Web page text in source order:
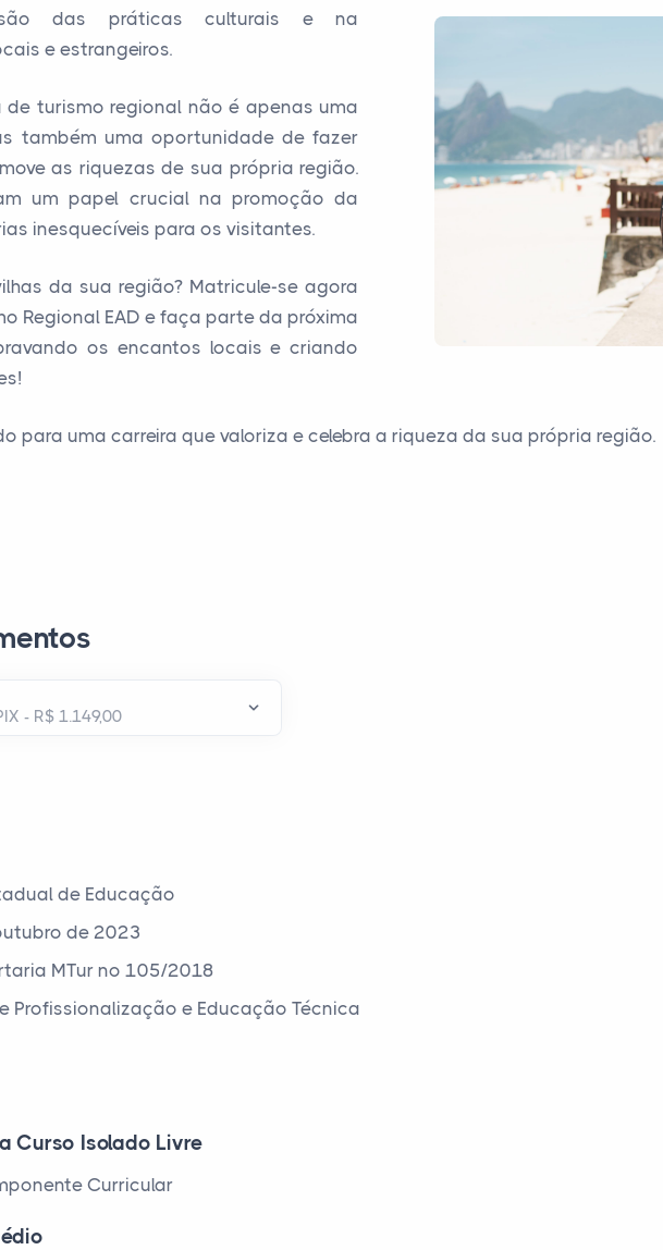
das práticas culturais e na
e estrangeiros.
turismo regional não é apenas uma
também uma oportunidade de fazer
as riquezas de sua própria região.
um papel crucial na promoção da
inesquecíveis para os visitantes.
da sua região? Matricule-se agora
Regional EAD e faça parte da próxima
os encantos locais e criando
para uma carreira que valoriza e celebra a riqueza da sua própria região.
de Educação
de 2023
MTur nº 105/2018
Profissionalização e Educação Técnica
Curso Isolado Livre
Curricular